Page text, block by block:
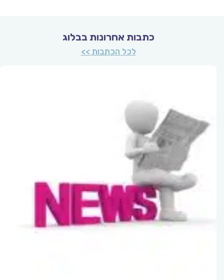
כתבות אחרונות בבלוג
לכל הכתבות >>